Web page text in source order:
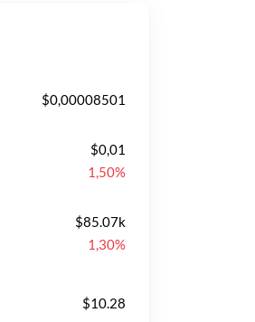
$0,00008501
$0,01
1,50%
$85.07k
1,30%
$10.28